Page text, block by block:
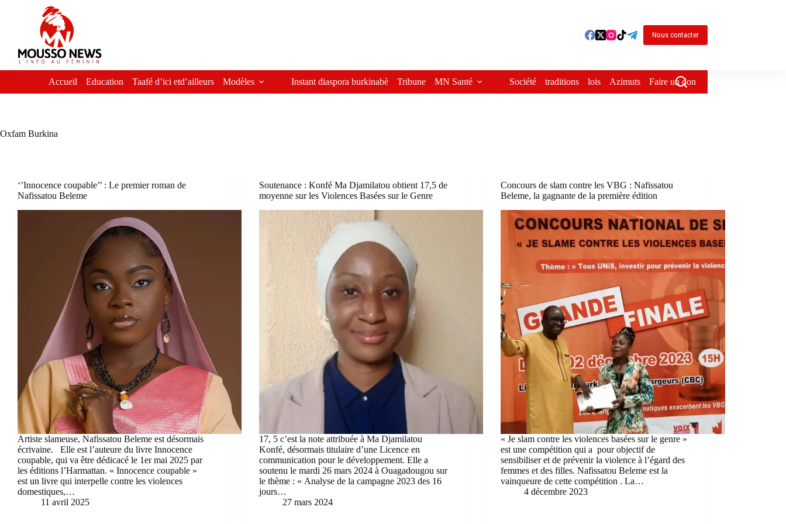
Nous contacter
Accueil Education Taafé d’ici etd’ailleurs Modèles Instant diaspora burkinabè Tribune MN Santé Société traditions lois Azimuts Faire un don
Oxfam Burkina
‘’Innocence coupable’’ : Le premier roman de
Nafissatou Beleme
Artiste slameuse, Nafissatou Beleme est désormais
écrivaine. Elle est l’auteure du livre Innocence
coupable, qui va être dédicacé le 1er mai 2025 par
les éditions l’Harmattan. « Innocence coupable »
est un livre qui interpelle contre les violences
domestiques,…
11 avril 2025
Soutenance : Konfé Ma Djamilatou obtient 17,5 de
moyenne sur les Violences Basées sur le Genre
17, 5 c’est la note attribuée à Ma Djamilatou
Konfé, désormais titulaire d’une Licence en
communication pour le développement. Elle a
soutenu le mardi 26 mars 2024 à Ouagadougou sur
le thème : « Analyse de la campagne 2023 des 16
jours…
27 mars 2024
Concours de slam contre les VBG : Nafissatou
Beleme, la gagnante de la première édition
« Je slam contre les violences basées sur le genre »
est une compétition qui a pour objectif de
sensibiliser et de prévenir la violence à l’égard des
femmes et des filles. Nafissatou Beleme est la
vainqueure de cette compétition . La…
4 décembre 2023